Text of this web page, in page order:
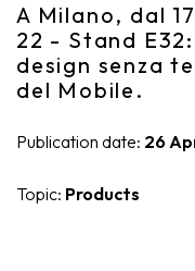
A Milano, dal
22 - Stand
design senza
del Mobile.
Publication date: 26
Topic: Products
Crio
Rea
Eos
Nike
Sanitary ware
Accessories
Shelves
Furnishing
Catalogues